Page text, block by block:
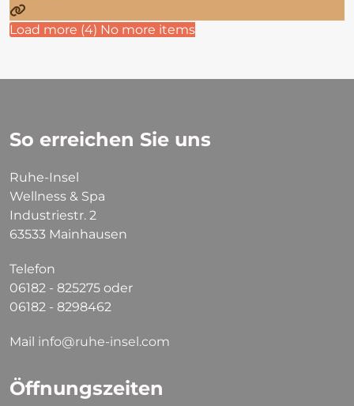
Load more (4) No more items
So erreichen Sie uns
Ruhe-Insel
Wellness & Spa
Industriestr. 2
63533 Mainhausen
Telefon
06182 - 825275 oder
06182 - 8298462
Mail info@ruhe-insel.com
Öffnungszeiten